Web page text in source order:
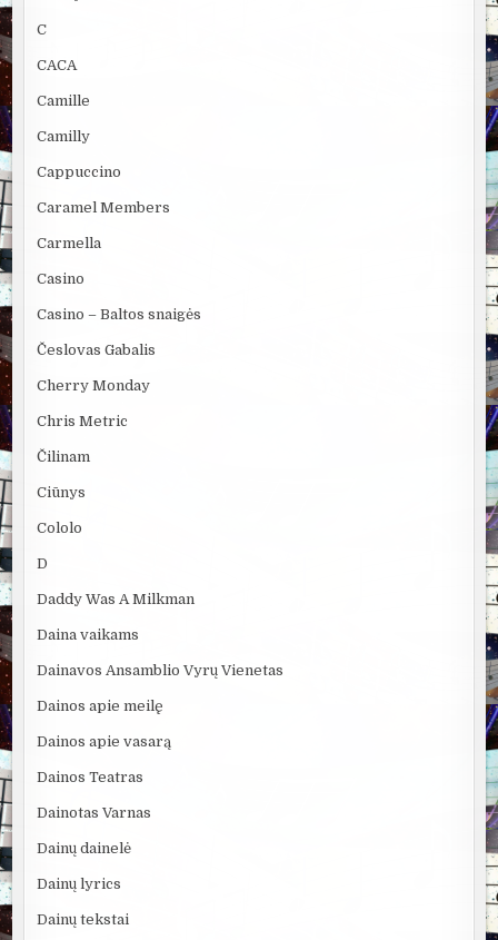
C
CACA
Camille
Camilly
Cappuccino
Caramel Members
Carmella
Casino
Casino – Baltos snaigės
Česlovas Gabalis
Cherry Monday
Chris Metric
Čilinam
Ciūnys
Cololo
D
Daddy Was A Milkman
Daina vaikams
Dainavos Ansamblio Vyrų Vienetas
Dainos apie meilę
Dainos apie vasarą
Dainos Teatras
Dainotas Varnas
Dainų dainelė
Dainų lyrics
Dainų tekstai